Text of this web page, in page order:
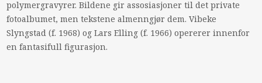
polymergravyrer. Bildene gir assosiasjoner til det private
fotoalbumet, men tekstene almenngjør dem. Vibeke
Slyngstad (f. 1968) og Lars Elling (f. 1966) opererer innenfor
en fantasifull figurasjon.